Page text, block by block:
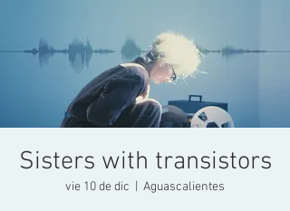
Sisters with transistors
vie 10 de dic Aguascalientes